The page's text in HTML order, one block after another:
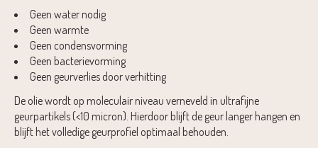
Geen water nodig
Geen warmte
Geen condensvorming
Geen bacterievorming
Geen geurverlies door verhitting
De olie wordt op moleculair niveau verneveld in ultrafijne
geurpartikels (<10 micron). Hierdoor blijft de geur langer hangen en
blijft het volledige geurprofiel optimaal behouden.